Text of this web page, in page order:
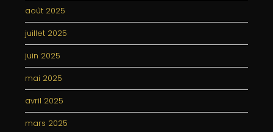
août 2025
juillet 2025
juin 2025
mai 2025
avril 2025
mars 2025